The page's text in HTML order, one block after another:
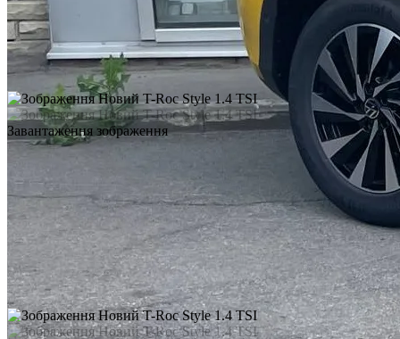
Завантаження зображення